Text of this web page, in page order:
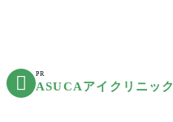
 PR
ASUCAアイクリニック